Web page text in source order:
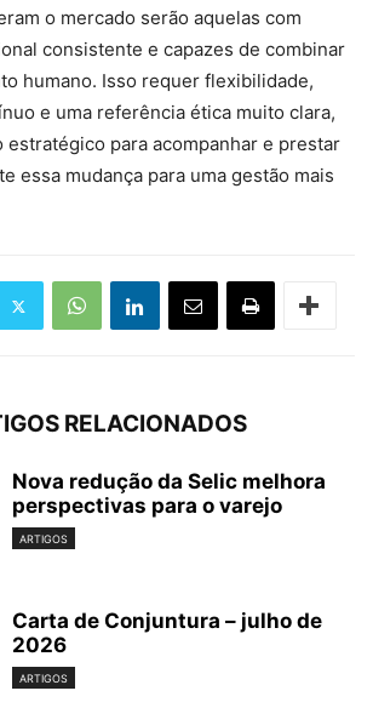
o mercado serão aquelas com
consistente e capazes de combinar
humano. Isso requer flexibilidade,
e uma referência ética muito clara,
estratégico para acompanhar e prestar
essa mudança para uma gestão mais
RELACIONADOS
Nova redução da Selic melhora
perspectivas para o varejo
ARTIGOS
Carta de Conjuntura – julho de
2026
ARTIGOS